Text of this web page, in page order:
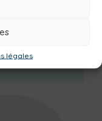
légales
local